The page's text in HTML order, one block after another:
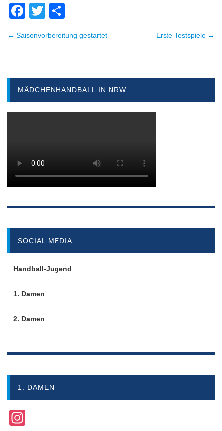
Facebook
Twitter
Beitragsnavigation
← Saisonvorbereitung gestartet Erste Testspiele →
MÄDCHENHANDBALL IN NRW
SOCIAL MEDIA
Handball-Jugend
1. Damen
2. Damen
1. DAMEN